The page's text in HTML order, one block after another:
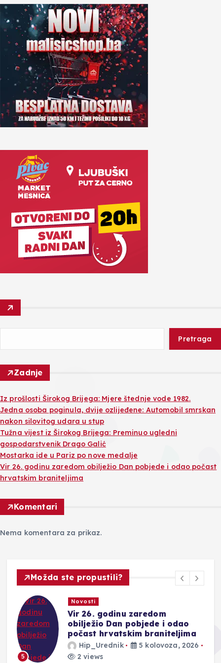
Pretraga
Zadnje
Iz prošlosti Širokog Brijega: Mjere štednje vode 1982.
Jedna osoba poginula, dvije ozlijeđene: Automobil smrskan
nakon silovitog udara u stup
Tužna vijest iz Širokog Brijega: Preminuo ugledni
gospodarstvenik Drago Galić
Mostarka ide u Pariz po nove medalje
Vir 26. godinu zaredom obilježio Dan pobjede i odao počast
hrvatskim braniteljima
Komentari
Nema komentara za prikaz.
Možda ste propustili?
5
Novosti
Vir 26. godinu zaredom
obilježio Dan pobjede i odao
počast hrvatskim braniteljima
Hip_Urednik
5 kolovoza, 2026
2 views